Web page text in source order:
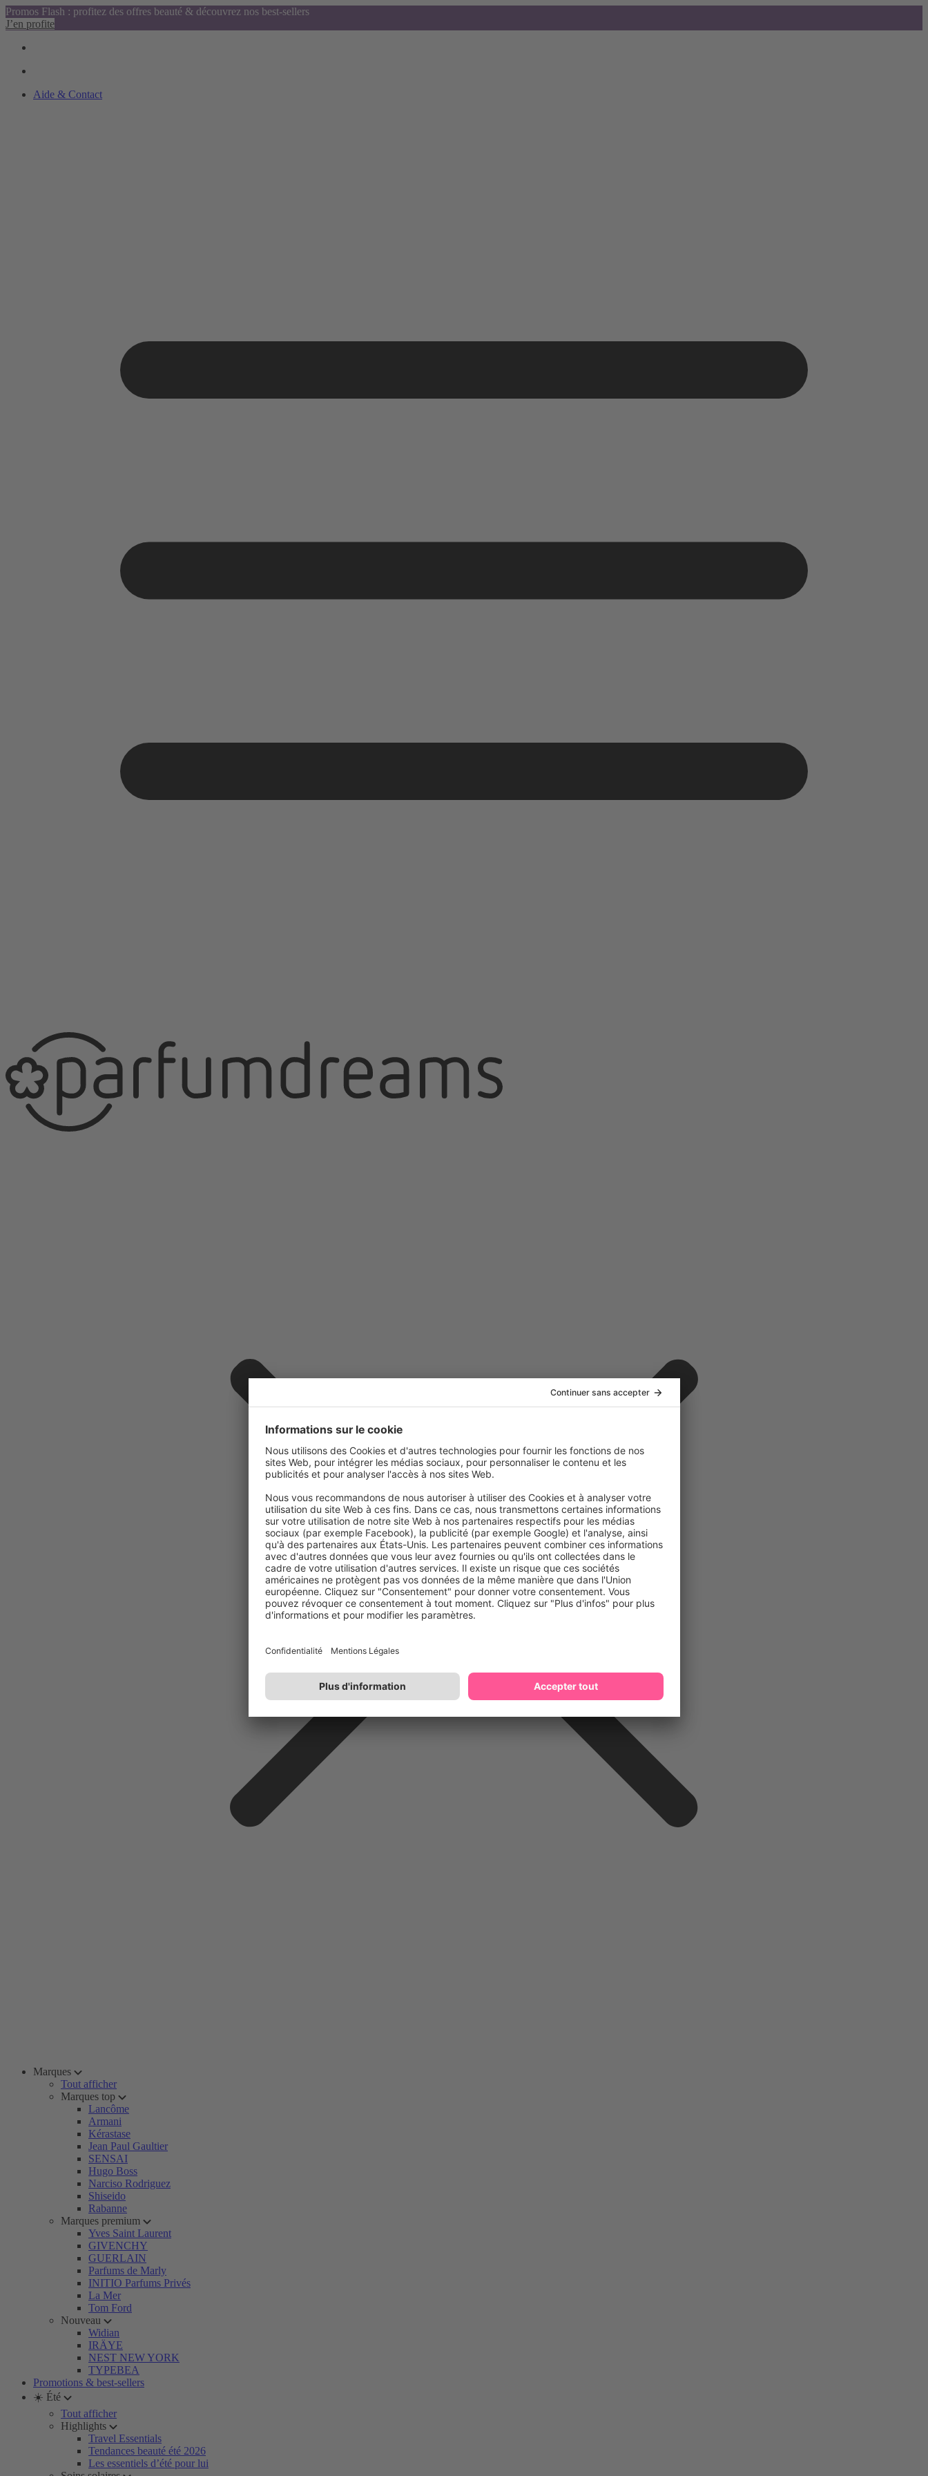
Promos Flash : profitez des offres beauté & découvrez nos best-sellers
J’en profite
Aide & Contact
Marques
Tout afficher
Marques top
Lancôme
Armani
Kérastase
Jean Paul Gaultier
SENSAI
Hugo Boss
Narciso Rodriguez
Shiseido
Rabanne
Marques premium
Yves Saint Laurent
GIVENCHY
GUERLAIN
Parfums de Marly
INITIO Parfums Privés
La Mer
Tom Ford
Nouveau
Widian
IRÄYE
NEST NEW YORK
TYPEBEA
Promotions & best-sellers
☀️ Été
Tout afficher
Highlights
Travel Essentials
Tendances beauté été 2026
Les essentiels d’été pour lui